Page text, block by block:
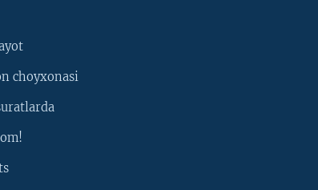
choyxonasi